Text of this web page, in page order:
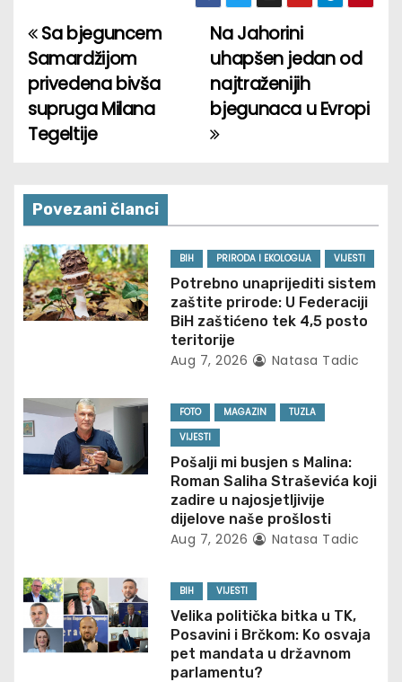
P
o
s
n
a
v
i
t
i
Na Jahorini
uhapšen jedan od
najtraženijih
bjegunaca u Evropi
Sa bjeguncem
Samardžijom
privedena bivša
supruga Milana
Tegeltije
Povezani članci
BIH PRIRODA I EKOLOGIJA VIJESTI
Potrebno unaprijediti sistem
zaštite prirode: U Federaciji
BiH zaštićeno tek 4,5 posto
teritorije
Aug 7, 2026 Natasa Tadic
FOTO MAGAZIN
TUZLA
VIJESTI
Pošalji mi busjen s Malina:
Roman Saliha Straševića koji
zadire u najosjetljivije
dijelove naše prošlosti
Aug 7, 2026 Natasa Tadic
BIH VIJESTI
Velika politička bitka u TK,
Posavini i Brčkom: Ko osvaja
pet mandata u državnom
parlamentu?